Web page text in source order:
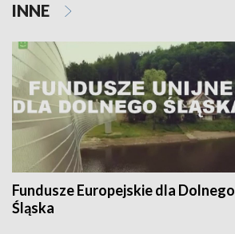
INNE
Fundusze Europejskie dla Dolnego
Śląska